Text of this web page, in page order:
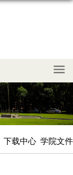
下载中心 学院文件